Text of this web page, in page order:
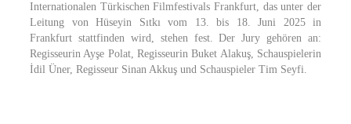
Internationalen Türkischen Filmfestivals Frankfurt, das unter der
Leitung von Hüseyin Sıtkı vom 13. bis 18. Juni 2025 in
Frankfurt stattfinden wird, stehen fest. Der Jury gehören an:
Regisseurin Ayşe Polat, Regisseurin Buket Alakuş, Schauspielerin
İdil Üner, Regisseur Sinan Akkuş und Schauspieler Tim Seyfi.